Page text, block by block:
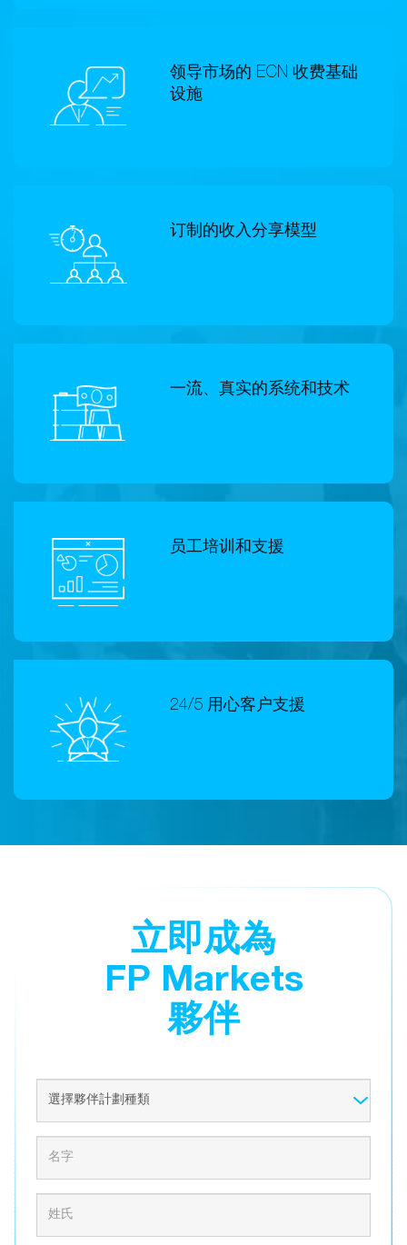
领导市场的 ECN 收费基础
设施
订制的收入分享模型
一流、真实的系统和技术
员工培训和支援
24/5 用心客户支援
立即成為
FP Markets
夥伴